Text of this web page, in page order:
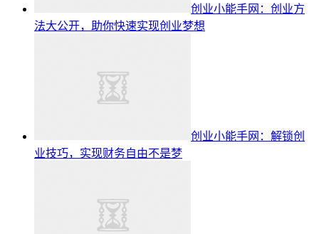
创业小能手网：创业方
法大公开，助你快速实现创业梦想
创业小能手网：解锁创
业技巧，实现财务自由不是梦